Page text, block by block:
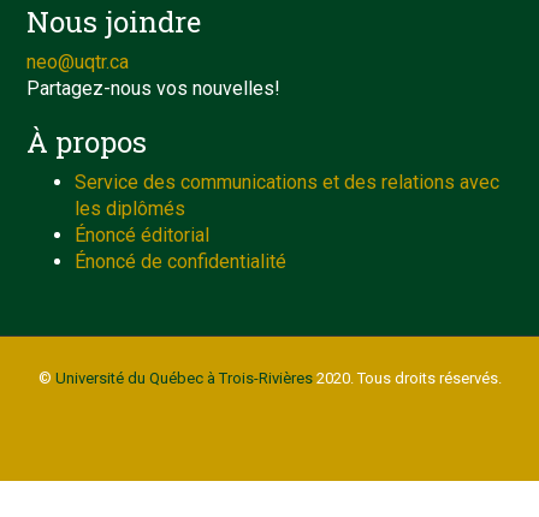
Nous joindre
neo@uqtr.ca
Partagez-nous vos nouvelles!
À propos
Service des communications et des relations avec
les diplômés
Énoncé éditorial
Énoncé de confidentialité
© Université du Québec à Trois-Rivières2020. Tous droits réservés.